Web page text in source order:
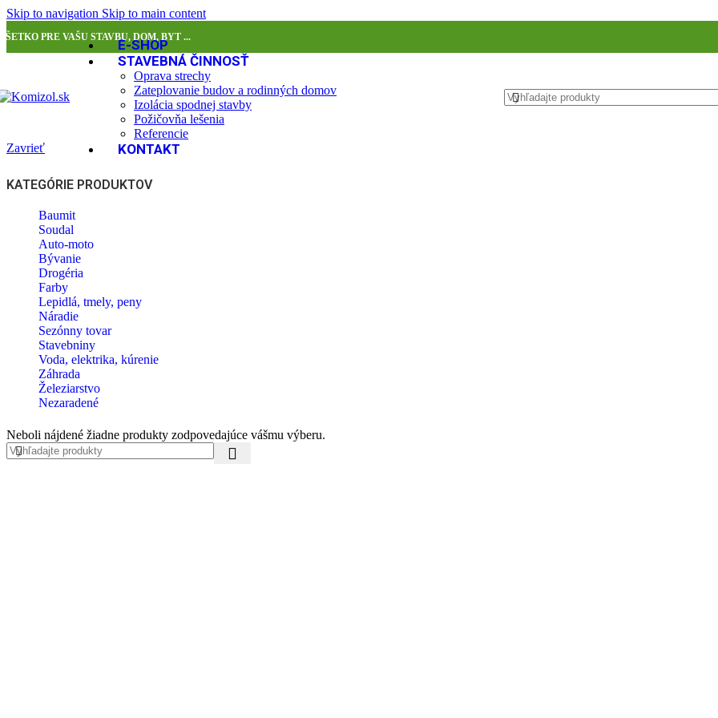
Skip to navigation Skip to main content
PRE VAŠU STAVBU, DOM, BYT ...
E-SHOP
STAVEBNÁ ČINNOSŤ
Oprava strechy
Zateplovanie budov a rodinných domov
Izolácia spodnej stavby
Požičovňa lešenia
Referencie
KONTAKT
Zavrieť
KATEGÓRIE PRODUKTOV
Baumit
Soudal
Auto-moto
Bývanie
Drogéria
Farby
Lepidlá, tmely, peny
Náradie
Sezónny tovar
Stavebniny
Voda, elektrika, kúrenie
Záhrada
Železiarstvo
Nezaradené
Neboli nájdené žiadne produkty zodpovedajúce vášmu výberu.